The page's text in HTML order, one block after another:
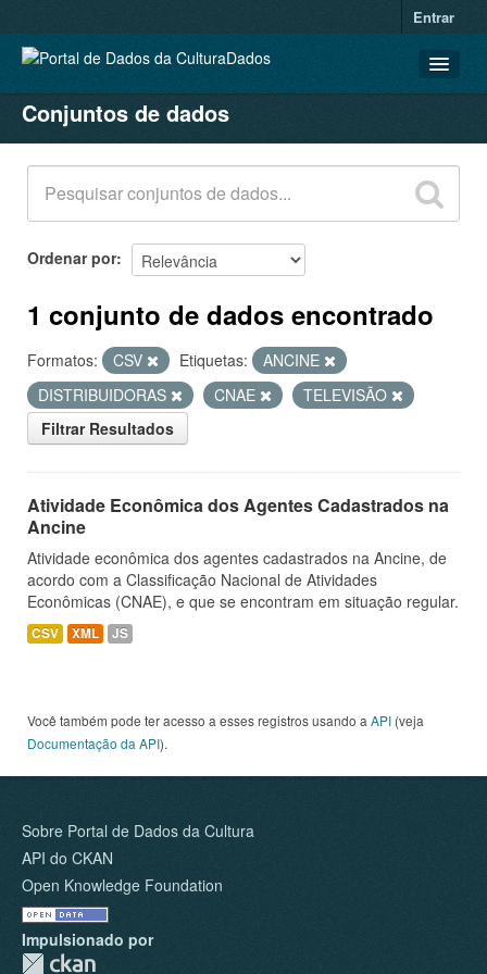
Entrar
CONJUNTOS DE DADOS
ORGANIZAÇÕES
GRUPOS
SOBRE
Conjuntos de dados
Ordenar por
1 conjunto de dados encontrado
Formatos: CSV Etiquetas:
ANCINE
DISTRIBUIDORAS
CNAE
TELEVISÃO
Filtrar Resultados
Atividade Econômica dos Agentes Cadastrados na
Ancine
Atividade econômica dos agentes cadastrados na Ancine, de
acordo com a Classificação Nacional de Atividades
Econômicas (CNAE), e que se encontram em situação regular.
CSV XML JS
Você também pode ter acesso a esses registros usando a API (veja
Documentação da API).
Sobre Portal de Dados da Cultura
API do CKAN
Open Knowledge Foundation
Impulsionado por